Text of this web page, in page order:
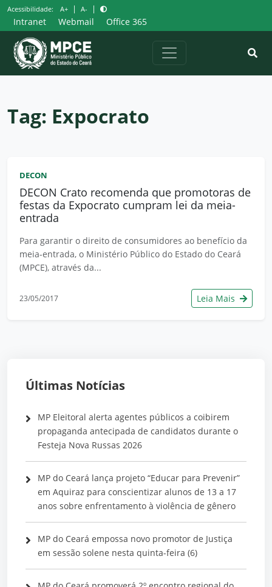
Pular
para
o
conteúdo
Acessibilidade: A+ | A- |
Intranet Webmail Office 365
Tag: Expocrato
DECON
DECON Crato recomenda que promotoras de
festas da Expocrato cumpram lei da meia-
entrada
Para garantir o direito de consumidores ao benefício da
meia-entrada, o Ministério Público do Estado do Ceará
(MPCE), através da...
23/05/2017 Leia Mais
Últimas Notícias
MP Eleitoral alerta agentes públicos a coibirem
propaganda antecipada de candidatos durante o
Festeja Nova Russas 2026
MP do Ceará lança projeto “Educar para Prevenir”
em Aquiraz para conscientizar alunos de 13 a 17
anos sobre enfrentamento à violência de gênero
MP do Ceará empossa novo promotor de Justiça
em sessão solene nesta quinta-feira (6)